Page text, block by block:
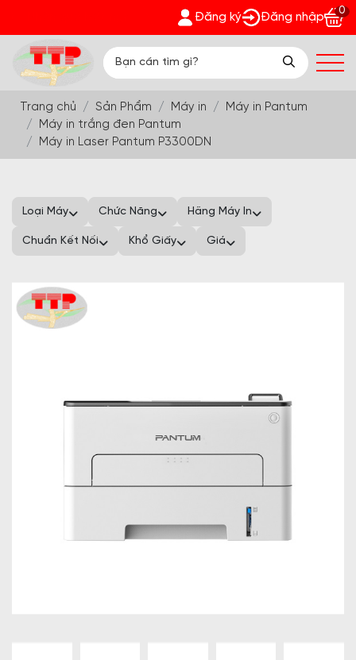
quà bất ngờ Đón Hè Sang chi tiết tại 'Khuyến Mãi'
Đăng ký Đăng nhập
0
Trang chủ Sản Phẩm Máy in
Máy in Pantum
Máy in trắng đen Pantum
Máy in Laser Pantum P3300DN
Loại Máy Chức Năng Hãng Máy In
Chuẩn Kết Nối Khổ Giấy Giá